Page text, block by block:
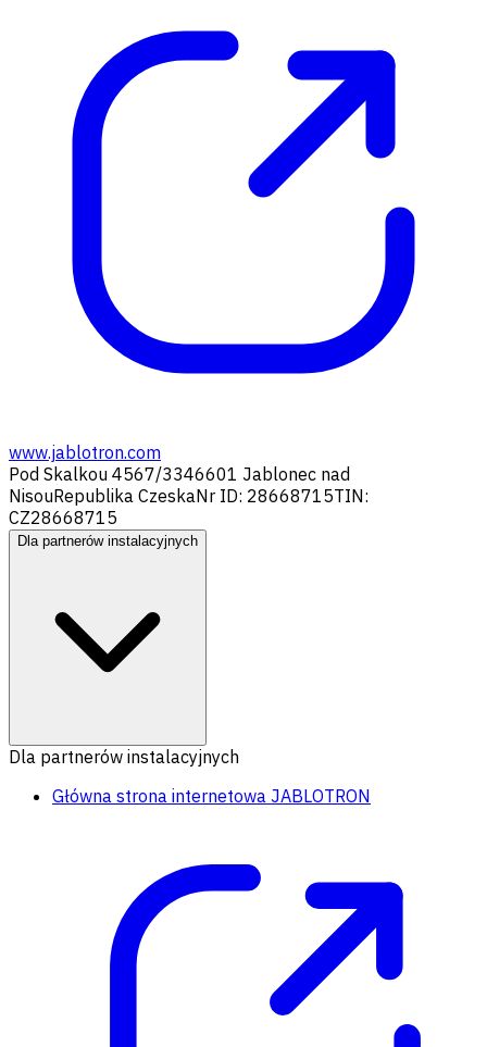
www.jablotron.com
Pod Skalkou 4567/3346601 Jablonec nad
NisouRepublika CzeskaNr ID: 28668715TIN:
CZ28668715
Dla partnerów instalacyjnych
Dla partnerów instalacyjnych
Główna strona internetowa JABLOTRON